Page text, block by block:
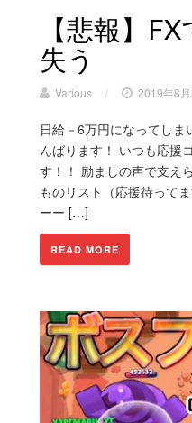
【悲報】
失う
Various / 2019年8
日給－6万円になってし
んばります！ いつも応援
す！！ 励ましの声で支え
ものリスト（応援待って
ーー […]
READ MORE